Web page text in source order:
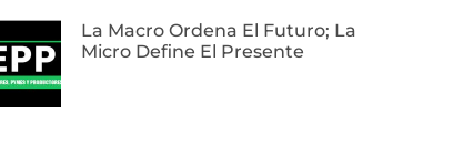
La Macro Ordena El Futuro; La
Micro Define El Presente